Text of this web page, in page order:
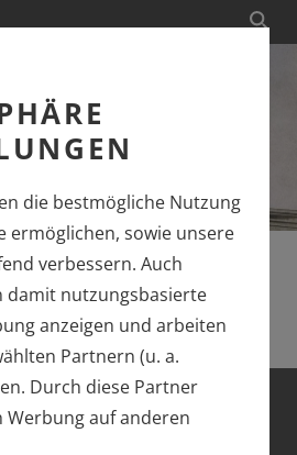
die bestmögliche Nutzung
ermöglichen, sowie unsere
verbessern. Auch
damit nutzungsbasierte
anzeigen und arbeiten
Partnern (u. a.
Durch diese Partner
Werbung auf anderen
MARKE